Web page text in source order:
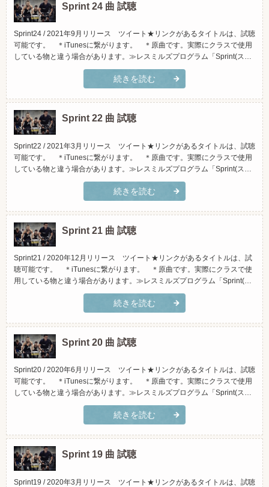
Sprint 24 曲 試聴
Sprint24 / 2021年9月リリース ツイート★リンクがあるタイトルは、試聴
可能です。 ＊iTunesに繋がります。 ＊原曲です。実際にクラスで使用
している物と違う場合があります。≫レスミルズプログラム「Sprint(スプ
リント)」とは？(スマホでご覧頂く場合、横向きになさって頂くと見やす
くなっております)トラックタイトルアーティストiTunesで試聴Amazonで
続きを読む
Sprint 22 曲 試聴
Sprint22 / 2021年3月リリース ツイート★リンクがあるタイトルは、試聴
可能です。 ＊iTunesに繋がります。 ＊原曲です。実際にクラスで使用
している物と違う場合があります。≫レスミルズプログラム「Sprint(スプ
リント)」とは？(スマホでご覧頂く場合、横向きになさって頂くと見やす
くなっております)トラックタイトルアーティストiTunesで試聴Amazonで
続きを読む
Sprint 21 曲 試聴
Sprint21 / 2020年12月リリース ツイート★リンクがあるタイトルは、試
聴可能です。 ＊iTunesに繋がります。 ＊原曲です。実際にクラスで使
用している物と違う場合があります。≫レスミルズプログラム「Sprint(ス
プリント)」とは？(スマホでご覧頂く場合、横向きになさって頂くと見や
すくなっております)トラックタイトルアーティストiTunesで試聴Amazon
続きを読む
Sprint 20 曲 試聴
Sprint20 / 2020年6月リリース ツイート★リンクがあるタイトルは、試聴
可能です。 ＊iTunesに繋がります。 ＊原曲です。実際にクラスで使用
している物と違う場合があります。≫レスミルズプログラム「Sprint(スプ
リント)」とは？(スマホでご覧頂く場合、横向きになさって頂くと見やす
くなっております)トラックタイトルアーティストiTunesで試聴Amazonで
続きを読む
Sprint 19 曲 試聴
Sprint19 / 2020年3月リリース ツイート★リンクがあるタイトルは、試聴